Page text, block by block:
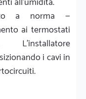
a norma —
ai termostati
L'installatore
i cavi in